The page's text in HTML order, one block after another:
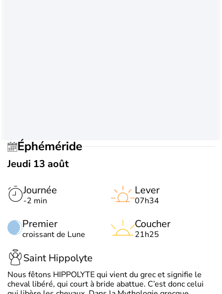
Éphéméride
Jeudi 13 août
Journée
-2 min
Premier
croissant de Lune
Lever
07h34
Coucher
21h25
Saint Hippolyte
Nous fêtons HIPPOLYTE qui vient du grec et signifie le
cheval libéré, qui court à bride abattue. C’est donc celui